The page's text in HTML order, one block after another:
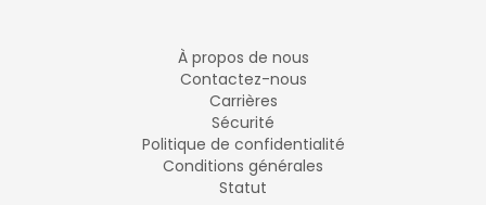
À propos de nous
Contactez-nous
Carrières
Sécurité
Politique de confidentialité
Conditions générales
Statut